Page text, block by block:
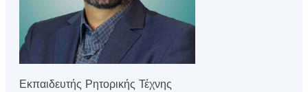
Εκπαιδευτής Ρητορικής Τέχνης